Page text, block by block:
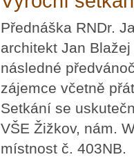
Přednáška RNDr.
architekt Jan
následné
zájemce včetně
Setkání se
VŠE Žižkov, nám.
místnost č. 403NB.